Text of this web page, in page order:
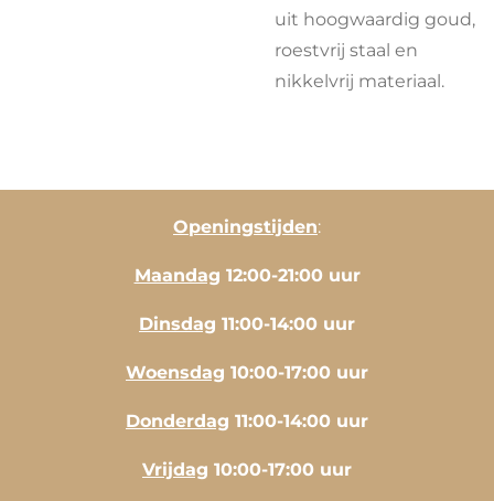
uit hoogwaardig goud,
roestvrij staal en
nikkelvrij materiaal.
Openingstijden:
Maandag 12:00-21:00 uur
Dinsdag 11:00-14:00 uur
Woensdag 10:00-17:00 uur
Donderdag 11:00-14:00 uur
Vrijdag 10:00-17:00 uur